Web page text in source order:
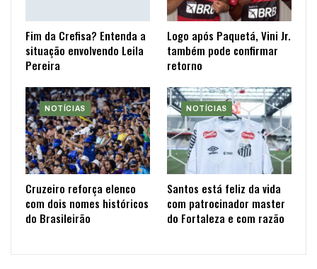
Fim da Crefisa? Entenda a
situação envolvendo Leila
Pereira
Logo após Paquetá, Vini Jr.
também pode confirmar
retorno
NOTÍCIAS
Cruzeiro reforça elenco
com dois nomes históricos
do Brasileirão
NOTÍCIAS
Santos está feliz da vida
com patrocinador master
do Fortaleza e com razão